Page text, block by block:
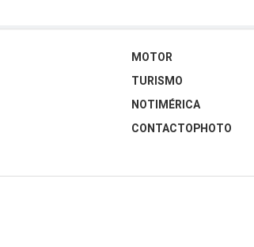
MOTOR
TURISMO
NOTIMÉRICA
CONTACTOPHOTO